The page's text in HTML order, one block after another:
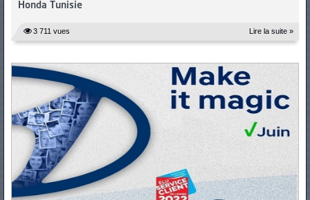
Honda Tunisie
3 711 vues Lire la suite »